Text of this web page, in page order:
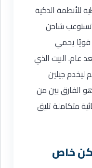
للأنظمة الذكية
تستوعب شاحن
قويًا يحمي
عام. البيت الذي
جيلين
الفارق بين من
متكاملة تليق
خاص